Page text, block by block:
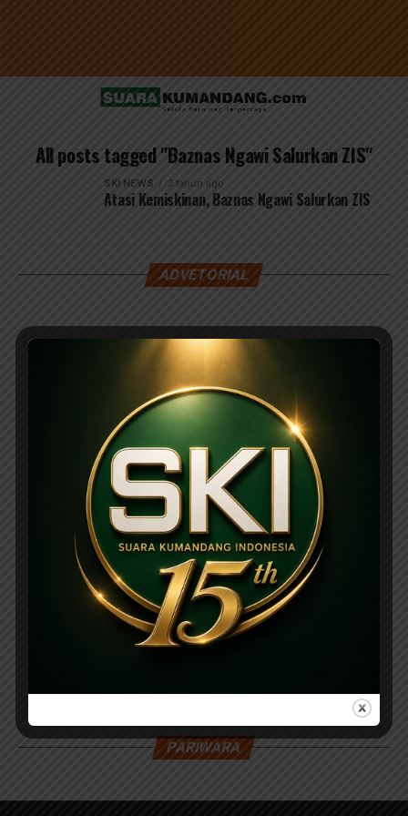
All posts tagged "Baznas Ngawi Salurkan ZIS"
SKI NEWS 2 tahun ago
Atasi Kemiskinan, Baznas Ngawi Salurkan ZIS
ADVETORIAL
PARIWARA